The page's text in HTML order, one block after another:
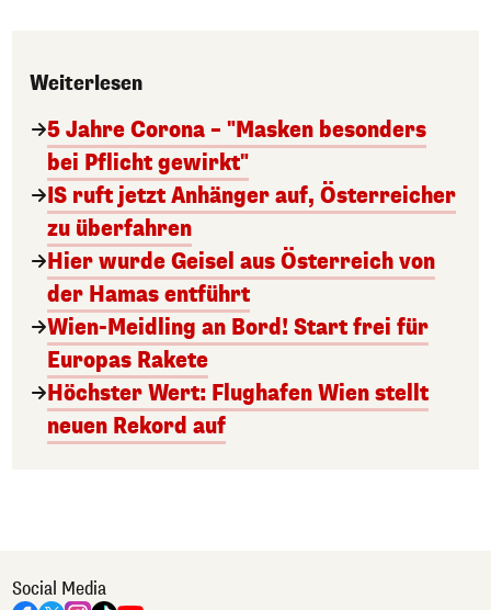
Weiterlesen
5 Jahre Corona – "Masken besonders
bei Pflicht gewirkt"
IS ruft jetzt Anhänger auf, Österreicher
zu überfahren
Hier wurde Geisel aus Österreich von
der Hamas entführt
Wien-Meidling an Bord! Start frei für
Europas Rakete
Höchster Wert: Flughafen Wien stellt
neuen Rekord auf
Social Media